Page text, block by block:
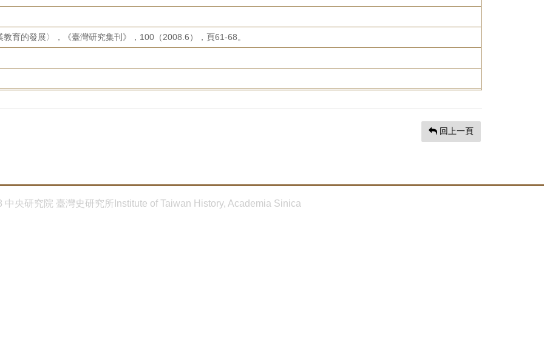
教育的發展〉，《臺灣研究集刊》，100（2008.6），頁61-68。
回上一頁
中央研究院 臺灣史研究所Institute of Taiwan History, Academia Sinica